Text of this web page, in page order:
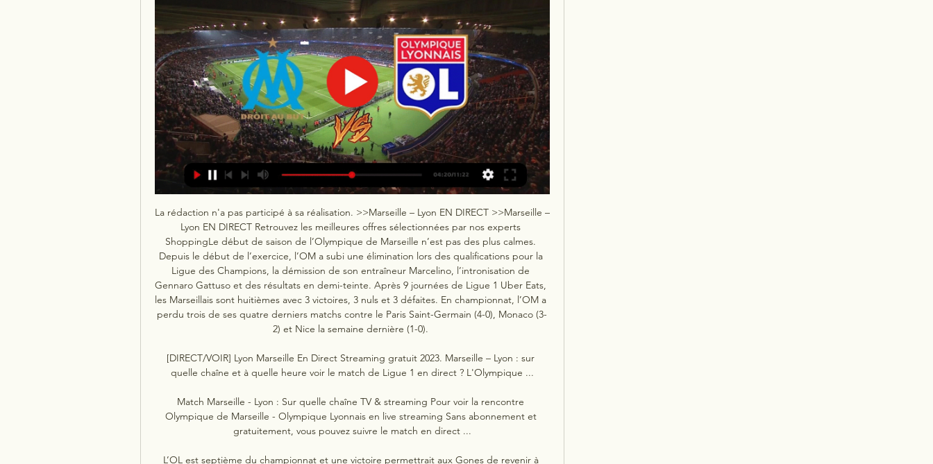
La rédaction n'a pas participé à sa réalisation. >>Marseille – Lyon EN DIRECT >>Marseille –
Lyon EN DIRECT Retrouvez les meilleures offres sélectionnées par nos experts
ShoppingLe début de saison de l’Olympique de Marseille n’est pas des plus calmes.
Depuis le début de l’exercice, l’OM a subi une élimination lors des qualifications pour la
Ligue des Champions, la démission de son entraîneur Marcelino, l’intronisation de
Gennaro Gattuso et des résultats en demi-teinte. Après 9 journées de Ligue 1 Uber Eats,
les Marseillais sont huitièmes avec 3 victoires, 3 nuls et 3 défaites. En championnat, l’OM a
perdu trois de ses quatre derniers matchs contre le Paris Saint-Germain (4-0), Monaco (3-
2) et Nice la semaine dernière (1-0).
[DIRECT/VOIR] Lyon Marseille En Direct Streaming gratuit 2023. Marseille – Lyon : sur
quelle chaîne et à quelle heure voir le match de Ligue 1 en direct ? L'Olympique ...
Match Marseille - Lyon : Sur quelle chaîne TV & streaming Pour voir la rencontre
Olympique de Marseille - Olympique Lyonnais en live streaming Sans abonnement et
gratuitement, vous pouvez suivre le match en direct ...
L’OL est septième du championnat et une victoire permettrait aux Gones de revenir à